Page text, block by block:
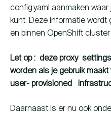
config.yaml aanmaken
kunt. Deze informatie
en binnen OpenShift cluster
Let op : deze proxy settings
worden als je gebruik maakt
user- provisioned
Daarnaast is er nu ook